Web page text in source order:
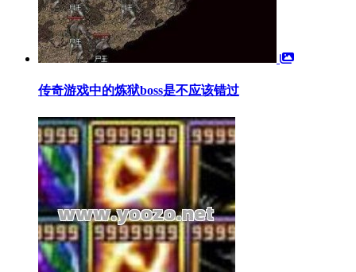
传奇游戏中的炼狱boss是不应该错过